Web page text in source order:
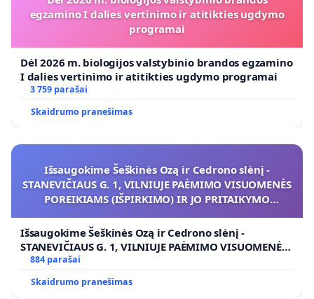
egzamino I dalies vertinimo ir atitikties ugdymo
programai
Dėl 2026 m. biologijos valstybinio brandos egzamino
I dalies vertinimo ir atitikties ugdymo programai
3 759 parašai
Skaidrumo pranešimas
Išsaugokime Šeškinės Ozą ir Cedrono slėnį -
STANEVIČIAUS G. 1, VILNIUJE PAĖMIMO VISUOMENĖS
POREIKIAMS (IŠPIRKIMO) IR JO PRITAIKYMO
Išsaugokime Šeškinės Ozą ir Cedrono slėnį -
STANEVIČIAUS G. 1, VILNIUJE PAĖMIMO VISUOMENĖS
POREIKIAMS (IŠPIRKIMO) IR JO PRITAIKYMO VIEŠAJAI
884 parašai
Skaidrumo pranešimas